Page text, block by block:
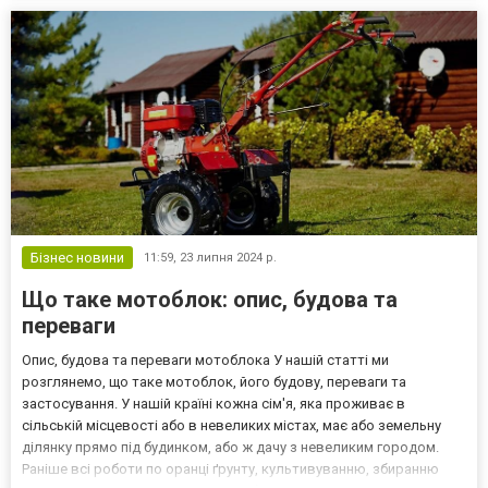
систем Многоразовы...
Бізнес новини 11:59, 23 липня 2024 р.
Що таке мотоблок: опис, будова та
переваги
Опис, будова та переваги мотоблока У нашій статті ми
розглянемо, що таке мотоблок, його будову, переваги та
застосування. У нашій країні кожна сім'я, яка проживає в
сільській місцевості або в невеликих містах, має або земельну
ділянку прямо під будинком, або ж дачу з невеликим городом.
Раніше всі роботи по оранці ґрунту, культивуванню, збиранню